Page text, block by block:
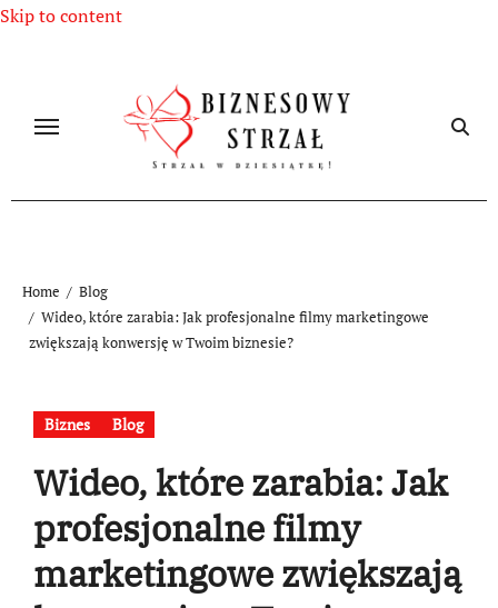
Skip to content
Home
Blog
Wideo, które zarabia: Jak profesjonalne filmy marketingowe
zwiększają konwersję w Twoim biznesie?
Biznes Blog
Wideo, które zarabia: Jak
profesjonalne filmy
marketingowe zwiększają